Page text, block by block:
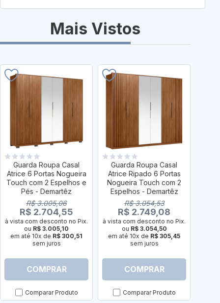
Mais Vistos
Guarda Roupa Casal
Atrice 6 Portas Nogueira
Touch com 2 Espelhos e
Pés - Demartêz
R$ 3.005,06
R$ 2.704,55
à vista com desconto no Pix.
ou R$ 3.005,10
em até 10x de R$ 300,51
sem juros
COMPRAR
Comparar Produto
Guarda Roupa Casal
Atrice Ripado 6 Portas
Nogueira Touch com 2
Espelhos - Demartêz
R$ 3.054,53
R$ 2.749,08
à vista com desconto no Pix.
ou R$ 3.054,50
em até 10x de R$ 305,45
sem juros
COMPRAR
Comparar Produto